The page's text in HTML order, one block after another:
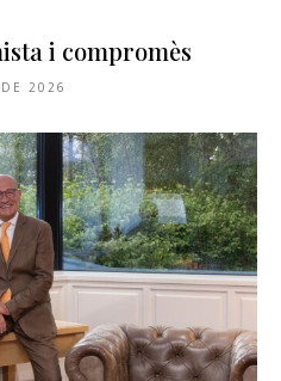
i compromès
2026